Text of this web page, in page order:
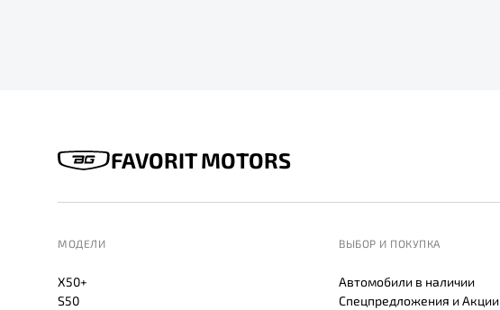
FAVORIT MOTORS
МОДЕЛИ
X50+
S50
ВЫБОР И ПОКУПКА
Автомобили в наличии
Спецпредложения и Акции